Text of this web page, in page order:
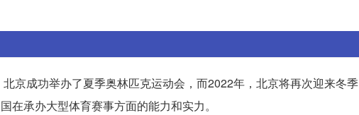
京成功举办了夏季奥林匹克运动会，而2022年，北京将再次迎来冬季
承办大型体育赛事方面的能力和实力。